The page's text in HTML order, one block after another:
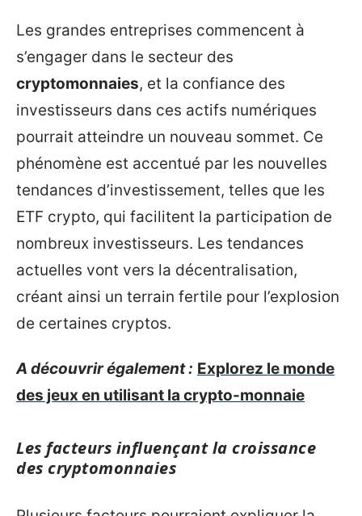
Les grandes entreprises commencent à
s’engager dans le secteur des
cryptomonnaies, et la confiance des
investisseurs dans ces actifs numériques
pourrait atteindre un nouveau sommet. Ce
phénomène est accentué par les nouvelles
tendances d’investissement, telles que les
ETF crypto, qui facilitent la participation de
nombreux investisseurs. Les tendances
actuelles vont vers la décentralisation,
créant ainsi un terrain fertile pour l’explosion
de certaines cryptos.
A découvrir également : Explorez le monde
des jeux en utilisant la crypto-monnaie
Les facteurs influençant la croissance
des cryptomonnaies